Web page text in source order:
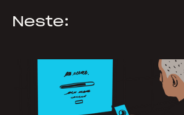
Neste: